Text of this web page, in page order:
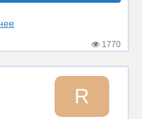
1770
R